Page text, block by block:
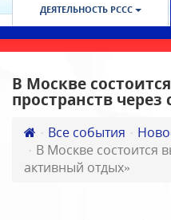
ДЕЯТЕЛЬНОСТЬ РССС
В Москве
пространств
Все события
В Москве состоится
активный отдых»